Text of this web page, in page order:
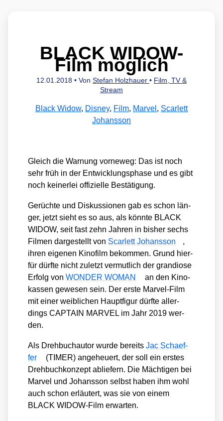
BLACK WIDOW-
Film möglich
12.01.2018 • Von Stefan Holzhauer • Film, TV &
Stream
Black Widow, Disney, Film, Marvel , Scarlett
Johansson
Gleich die War­nung vor­ne­weg: Das ist noch
sehr früh in der Ent­wick­lungs­pha­se und es gibt
noch kei­ner­lei offi­zi­el­le Bestä­ti­gung.
Gerüch­te und Dis­kus­sio­nen gab es schon län­
ger, jetzt sieht es so aus, als könn­te BLACK
WIDOW, seit fast zehn Jah­ren in bis­her sechs
Fil­men dar­ge­stellt von Scar­lett Johans­son
,
ihren eige­nen Kino­film bekom­men. Grund hier­
für dürf­te nicht zuletzt ver­mut­lich der gran­dio­se
Erfolg vonWONDER WOMAN
an den Kino­
kas­sen gewe­sen sein. Der ers­te Mar­vel-Film
mit einer weib­li­chen Haupt­fi­gur dürf­te aller­
dings CAPTAIN MARVEL im Jahr 2019 wer­
den.
Als Dreh­buch­au­tor wur­de bereitsJac Schaef­
fer
(TIMER) ange­heu­ert, der soll ein ers­tes
Dreh­buch­kon­zept ablie­fern. Die Mäch­ti­gen bei
Mar­vel und Johans­son selbst haben ihm wohl
auch schon erläu­tert, was sie von einem
BLACK WIDOW-Film erwar­ten.